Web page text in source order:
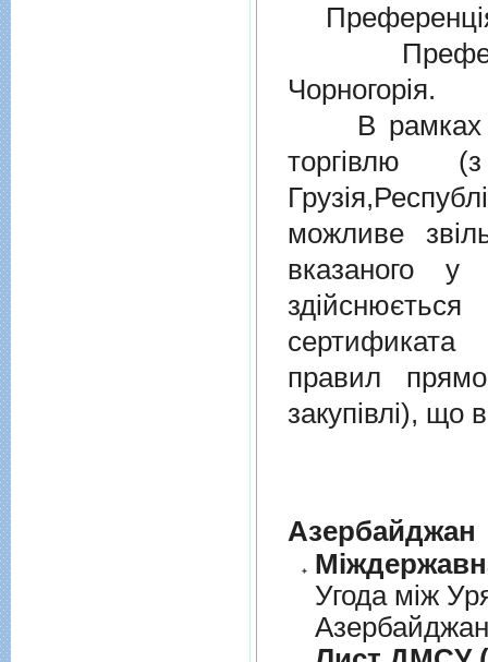
Чорногорія.
В рамках
торгiвлю
можливе
вказаного у
правил
закупівлі), що
Азербайджан
Угода між